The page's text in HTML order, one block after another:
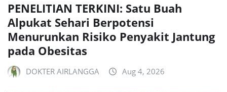
PENELITIAN TERKINI: Satu Buah
Alpukat Sehari Berpotensi
Menurunkan Risiko Penyakit Jantung
pada Obesitas
DOKTER AIRLANGGA Aug 4, 2026